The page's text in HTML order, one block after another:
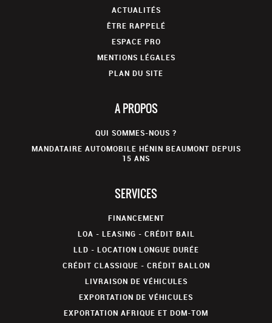
ACTUALITÉS
ÊTRE RAPPELÉ
ESPACE PRO
MENTIONS LÉGALES
PLAN DU SITE
A PROPOS
QUI SOMMES-NOUS ?
MANDATAIRE AUTOMOBILE HÉNIN BEAUMONT DEPUIS
15 ANS
SERVICES
FINANCEMENT
LOA - LEASING - CRÉDIT BAIL
LLD - LOCATION LONGUE DURÉE
CRÉDIT CLASSIQUE - CRÉDIT BALLON
LIVRAISON DE VÉHICULES
EXPORTATION DE VÉHICULES
EXPORTATION AFRIQUE ET DOM-TOM